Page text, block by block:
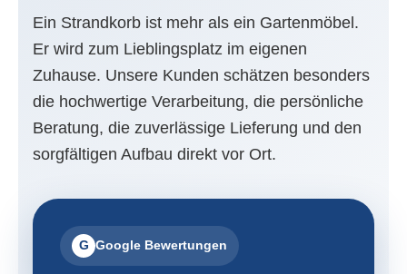
Ein Strandkorb ist mehr als ein Gartenmöbel.
Er wird zum Lieblingsplatz im eigenen
Zuhause. Unsere Kunden schätzen besonders
die hochwertige Verarbeitung, die persönliche
Beratung, die zuverlässige Lieferung und den
sorgfältigen Aufbau direkt vor Ort.
G Google Bewertungen